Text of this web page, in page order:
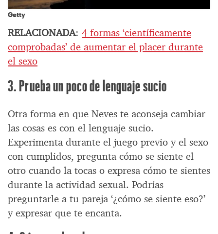
Getty
RELACIONADA: 4 formas ‘científicamente
comprobadas’ de aumentar el placer durante
el sexo
3. Prueba un poco de lenguaje sucio
Otra forma en que Neves te aconseja cambiar
las cosas es con el lenguaje sucio.
Experimenta durante el juego previo y el sexo
con cumplidos, pregunta cómo se siente el
otro cuando la tocas o expresa cómo te sientes
durante la actividad sexual. Podrías
preguntarle a tu pareja ‘¿cómo se siente eso?’
y expresar que te encanta.